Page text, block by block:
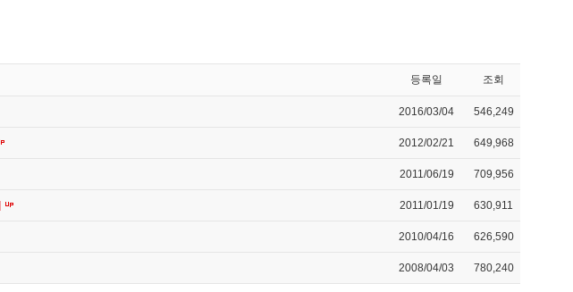
등록일 조회
2016/03/04 546,249
2012/02/21 649,968
2011/06/19 709,956
2011/01/19 630,911
2010/04/16 626,590
2008/04/03 780,240